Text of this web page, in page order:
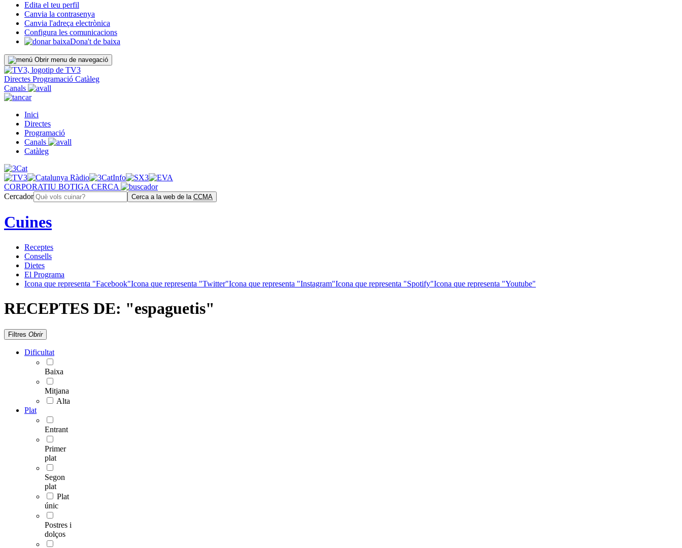
Edita el teu perfil
Canvia la contrasenya
Canvia l'adreça electrònica
Configura les comunicacions
Dona't de baixa
Obrir menu de navegació
Directes Programació Catàleg
Canals
Inici
Directes
Programació
Canals
Catàleg
CORPORATIU BOTIGA CERCA
Cercador
Cerca a la web de la CCMA
Cuines
Receptes
Consells
Dietes
El Programa
Icona que representa "Facebook"Icona que representa "Twitter"Icona que representa "Instagram"Icona que representa "Spotify"Icona que representa "Youtube"
RECEPTES DE: "espaguetis"
Filtres Obrir
Dificultat
Baixa
Mitjana
Alta
Plat
Entrant
Primer
plat
Segon
plat
Plat
únic
Postres i
dolços